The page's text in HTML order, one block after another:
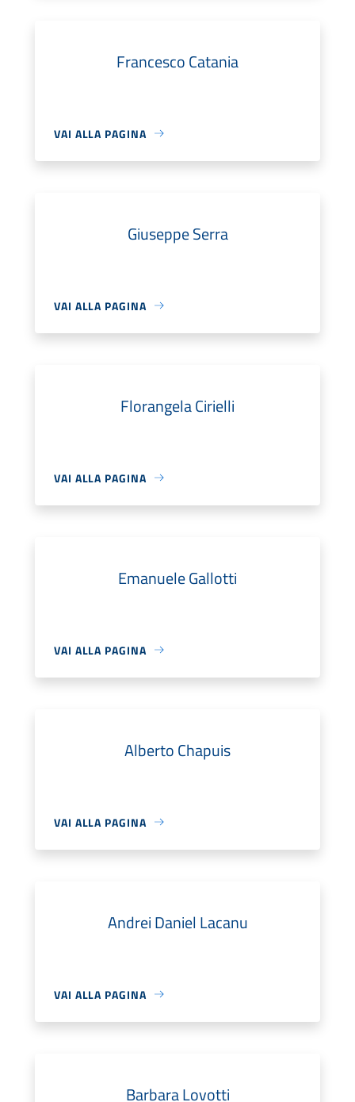
Francesco Catania
VAI ALLA PAGINA
Giuseppe Serra
VAI ALLA PAGINA
Florangela Cirielli
VAI ALLA PAGINA
Emanuele Gallotti
VAI ALLA PAGINA
Alberto Chapuis
VAI ALLA PAGINA
Andrei Daniel Lacanu
VAI ALLA PAGINA
Barbara Lovotti